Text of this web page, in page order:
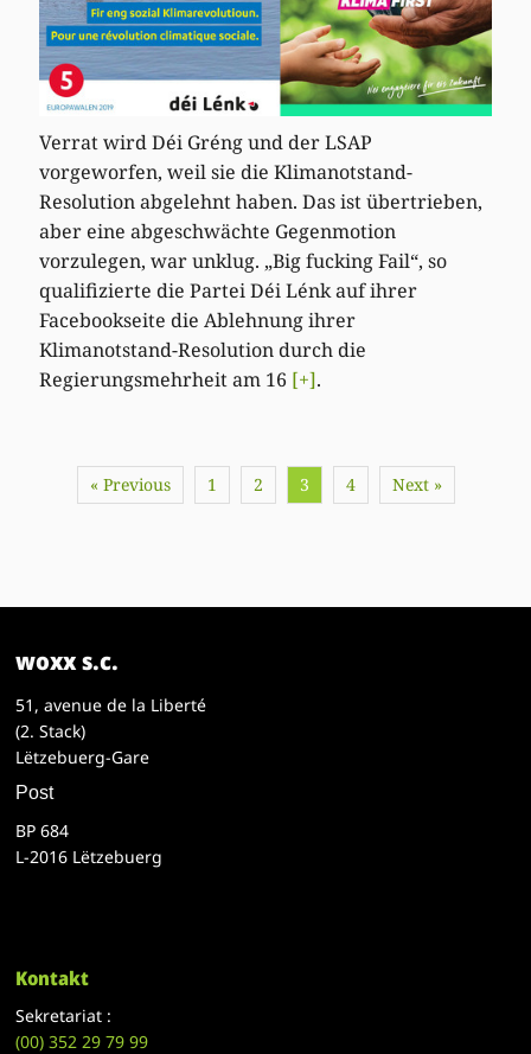
Verrat wird Déi Gréng und der LSAP
vorgeworfen, weil sie die Klimanotstand-
Resolution abgelehnt haben. Das ist übertrieben,
aber eine abgeschwächte Gegenmotion
vorzulegen, war unklug. „Big fucking Fail“, so
qualifizierte die Partei Déi Lénk auf ihrer
Facebookseite die Ablehnung ihrer
Klimanotstand-Resolution durch die
Regierungsmehrheit am 16 [+].
« Previous 1 2 3 4 Next »
woxx s.c.
51, avenue de la Liberté
(2. Stack)
Lëtzebuerg-Gare
Post
BP 684
L-2016 Lëtzebuerg
Kontakt
Sekretariat :
(00)352 29 79 99